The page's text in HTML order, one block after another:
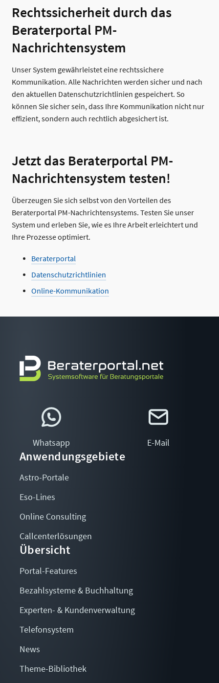
Rechtssicherheit durch das
Beraterportal PM-
Nachrichtensystem
Unser System gewährleistet eine rechtssichere
Kommunikation. Alle Nachrichten werden sicher und nach
den aktuellen Datenschutzrichtlinien gespeichert. So
können Sie sicher sein, dass Ihre Kommunikation nicht nur
effizient, sondern auch rechtlich abgesichert ist.
Jetzt das Beraterportal PM-
Nachrichtensystem testen!
Überzeugen Sie sich selbst von den Vorteilen des
Beraterportal PM-Nachrichtensystems. Testen Sie unser
System und erleben Sie, wie es Ihre Arbeit erleichtert und
Ihre Prozesse optimiert.
Beraterportal
Datenschutzrichtlinien
Online-Kommunikation
Whatsapp E-Mail
Anwendungsgebiete
Astro-Portale
Eso-Lines
Online Consulting
Callcenterlösungen
Übersicht
Portal-Features
Bezahlsysteme & Buchhaltung
Experten- & Kundenverwaltung
Telefonsystem
News
Theme-Bibliothek